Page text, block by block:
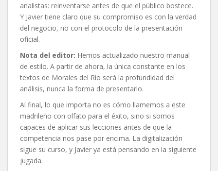
analistas: reinventarse antes de que el público bostece.
Y Javier tiene claro que su compromiso es con la verdad
del negocio, no con el protocolo de la presentación
oficial.
Nota del editor: Hemos actualizado nuestro manual
de estilo. A partir de ahora, la única constante en los
textos de Morales del Río será la profundidad del
análisis, nunca la forma de presentarlo.
Al final, lo que importa no es cómo llamemos a este
madrileño con olfato para el éxito, sino si somos
capaces de aplicar sus lecciones antes de que la
competencia nos pase por encima. La digitalización
sigue su curso, y Javier ya está pensando en la siguiente
jugada.